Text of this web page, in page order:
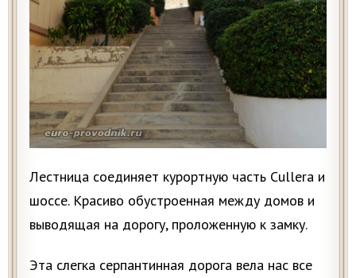
Лестница соединяет курортную часть Cullera и
шоссе. Красиво обустроенная между домов и
выводящая на дорогу, проложенную к замку.
Эта слегка серпантинная дорога вела нас все